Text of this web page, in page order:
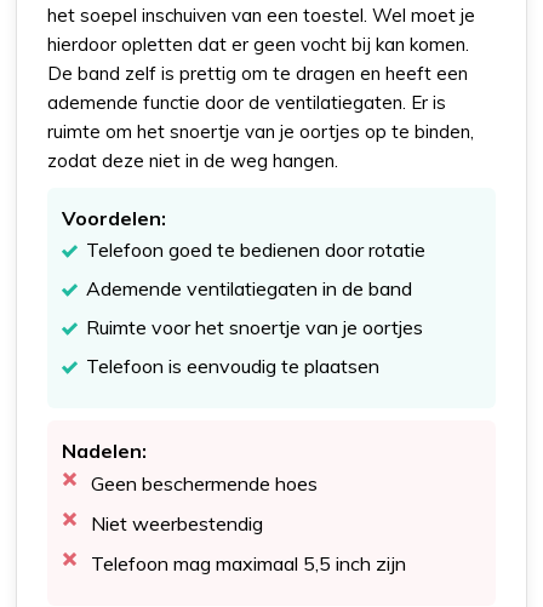
het soepel inschuiven van een toestel. Wel moet je
hierdoor opletten dat er geen vocht bij kan komen.
De band zelf is prettig om te dragen en heeft een
ademende functie door de ventilatiegaten. Er is
ruimte om het snoertje van je oortjes op te binden,
zodat deze niet in de weg hangen.
Voordelen:
Telefoon goed te bedienen door rotatie
Ademende ventilatiegaten in de band
Ruimte voor het snoertje van je oortjes
Telefoon is eenvoudig te plaatsen
Nadelen:
Geen beschermende hoes
Niet weerbestendig
Telefoon mag maximaal 5,5 inch zijn